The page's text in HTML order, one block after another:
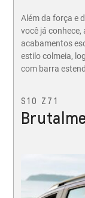
Além da força e
você já
acabamentos
estilo colmeia,
com barra
S10 Z71